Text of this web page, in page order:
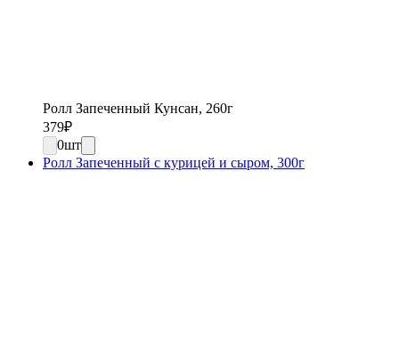
Ролл Запеченный Кунсан, 260г
379₽
0шт
Ролл Запеченный с курицей и сыром, 300г